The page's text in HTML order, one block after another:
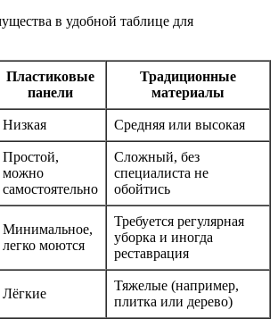
в удобной таблице для
Пластиковые
панели
Традиционные
материалы
Низкая Средняя или высокая
Простой,
можно
самостоятельно
Сложный, без
специалиста не
обойтись
Минимальное,
легко моются
Требуется регулярная
уборка и иногда
реставрация
Лёгкие
Тяжелые (например,
плитка или дерево)